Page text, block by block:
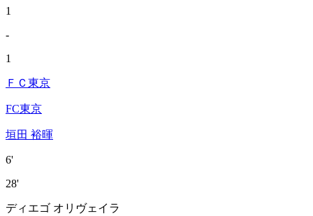
1
-
1
ＦＣ東京
FC東京
垣田 裕暉
6'
28'
ディエゴ オリヴェイラ